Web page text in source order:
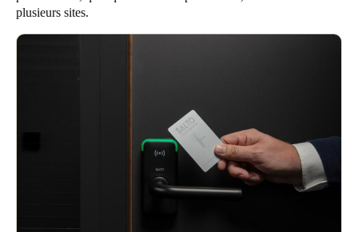
Denmark
plusieurs sites.